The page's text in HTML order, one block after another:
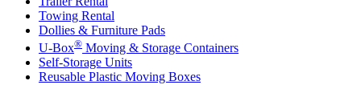
Towing Rental
Dollies & Furniture Pads
U-Box® Moving & Storage Containers
Self-Storage Units
Reusable Plastic Moving Boxes